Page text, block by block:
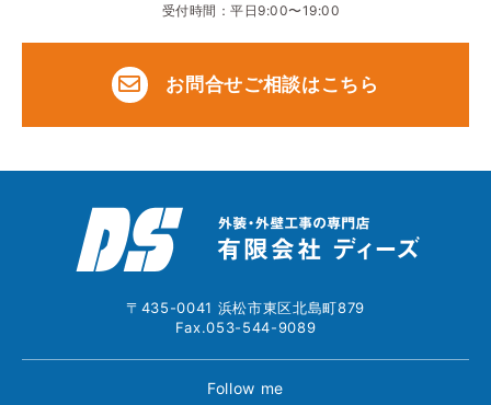
受付時間：平日9:00〜19:00
お問合せご相談はこちら
〒435-0041 浜松市東区北島町879
Fax.053-544-9089
Follow me